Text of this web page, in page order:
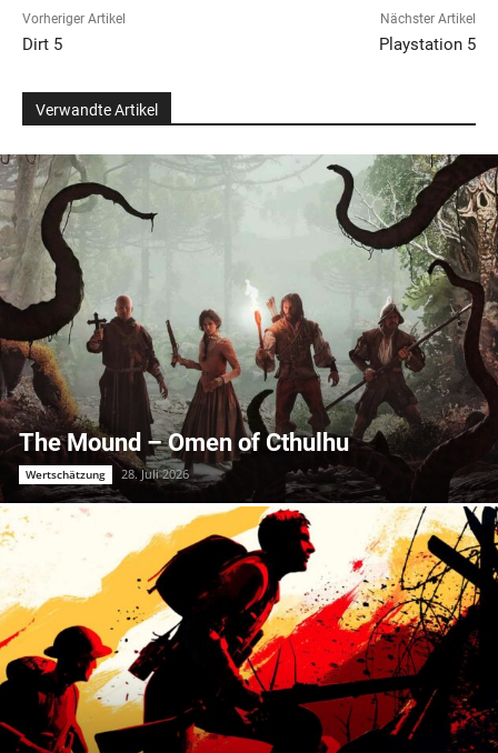
Vorheriger Artikel
Dirt 5
Nächster Artikel
Playstation 5
Verwandte Artikel
The Mound – Omen of Cthulhu
Wertschätzung 28. Juli 2026